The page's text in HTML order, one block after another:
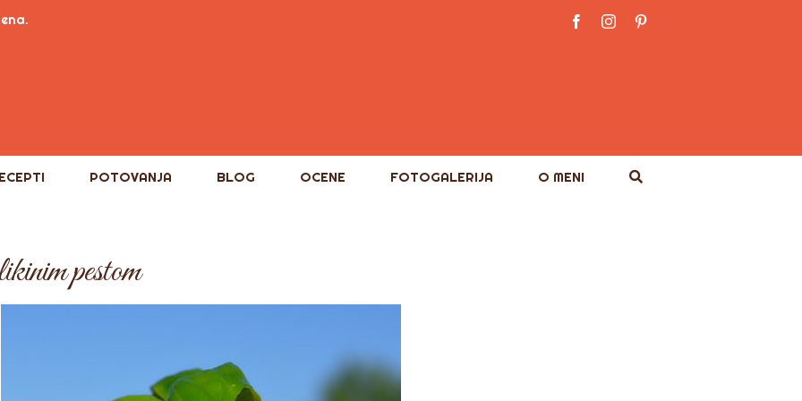
FacebookInstagram
POTOVANJA BLOG OCENE FOTOGALERIJA O MENI
pestom